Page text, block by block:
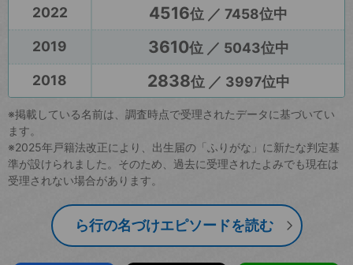
2022 4516位 ／ 7458位中
2019
3610位 ／ 5043位中
2018
2838位 ／ 3997位中
※掲載している名前は、調査時点で受理されたデータに基づいてい
ます。
※2025年戸籍法改正により、出生届の「ふりがな」に新たな判定基
準が設けられました。そのため、過去に受理されたよみでも現在は
受理されない場合があります。
ら行の名づけエピソードを読む